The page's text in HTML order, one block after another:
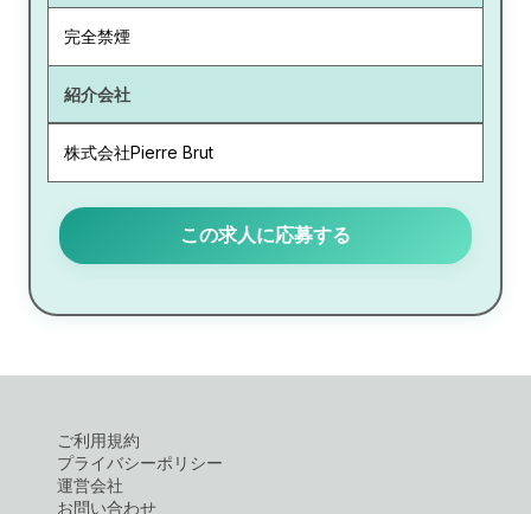
完全禁煙
紹介会社
株式会社Pierre Brut
この求人に応募する
ご利用規約
プライバシーポリシー
運営会社
お問い合わせ